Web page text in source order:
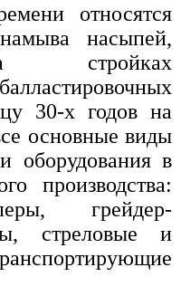
относятся
насыпей,
стройках
30-х годов на
основные виды
оборудования в
производства:
грейдер-
стреловые и